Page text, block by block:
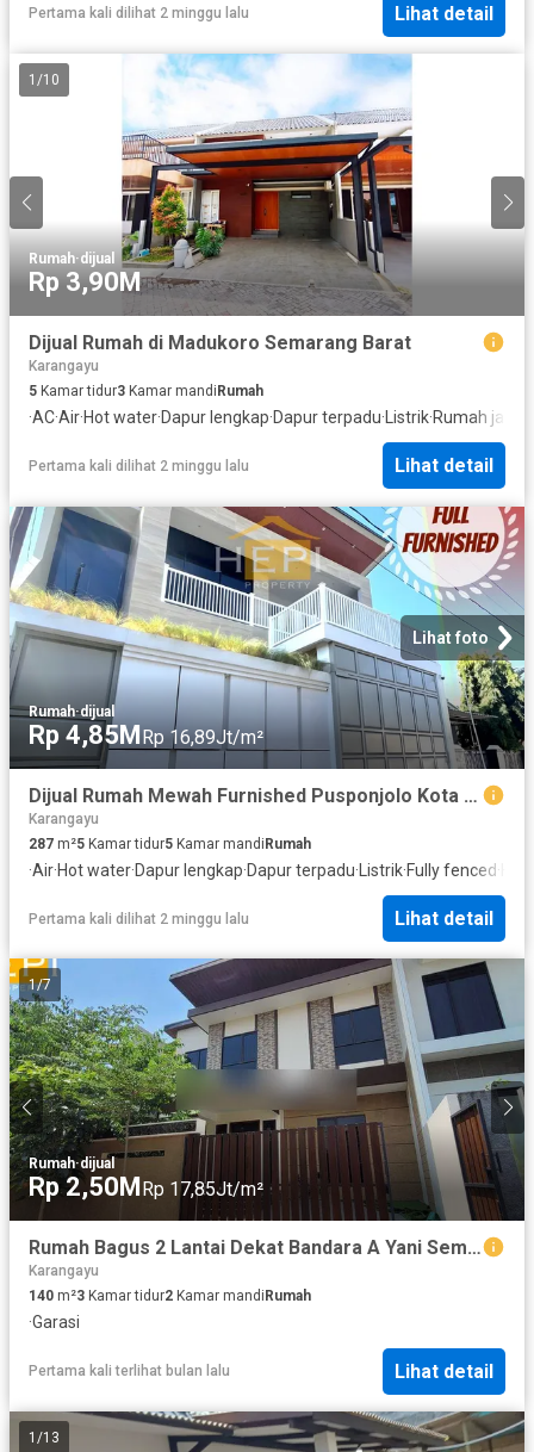
Pertama kali dilihat 2 minggu lalu Lihat detail
1 /10
Rumah·dijual
Rp 3,90M
Dijual Rumah di Madukoro Semarang Barat
Karangayu
5 Kamar tidur3 Kamar mandi Rumah
·AC·Air·Hot water·Dapur lengkap·Dapur terpadu· Listrik·Rumah jaga
Pertama kali dilihat 2 minggu lalu Lihat detail
Lihat foto
Rumah·dijual
Rp 4,85MRp 16,89Jt/m²
Dijual Rumah Mewah Furnished Pusponjolo Kota Semarang
Karangayu
287 m²5 Kamar tidur5 Kamar mandiRumah
·Air·Hot water·Dapur lengkap·Dapur terpadu· Listrik·Fully fenced·
Pertama kali dilihat 2 minggu lalu Lihat detail
1/7
Rumah·dijual
Rp 2,50M Rp 17,85Jt/m²
Rumah Bagus 2 Lantai Dekat Bandara A Yani Semarang
Karangayu
140 m²3 Kamar tidur2 Kamar mandi Rumah
·Garasi
Pertama kali terlihat bulan lalu Lihat detail
1 /13